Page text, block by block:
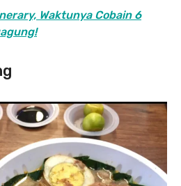
Waktunya Cobain 6